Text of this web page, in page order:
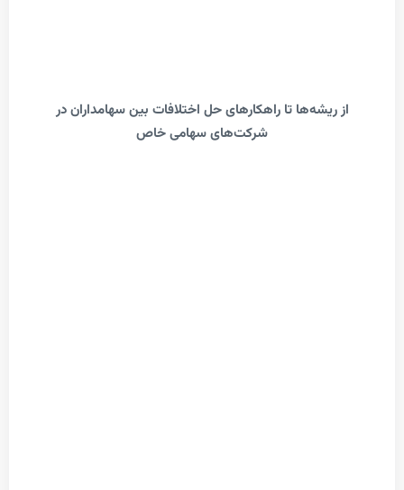
تا راهکارهای حل اختلافات بین سهامداران در
شرکت‌های سهامی خاص